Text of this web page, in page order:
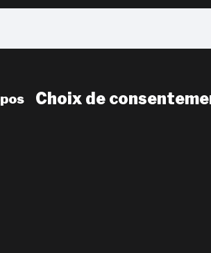
Choix de